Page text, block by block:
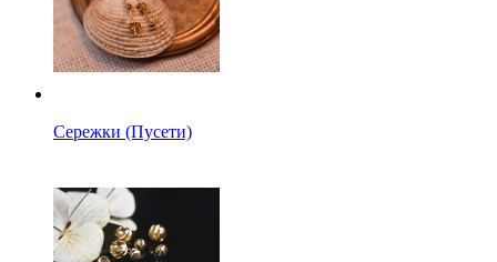
Сережки (Пусети)